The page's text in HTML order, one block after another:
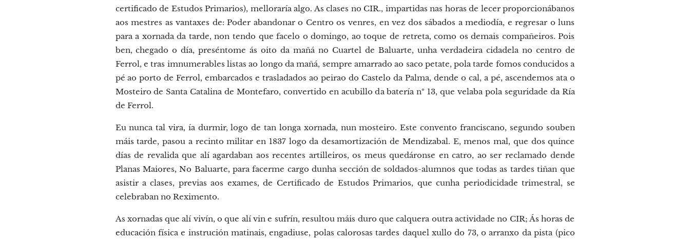
certificado de Estudos Primarios), melloraría algo. As clases no CIR., impartidas nas horas de lecer proporcionábanos
aos mestres as vantaxes de: Poder abandonar o Centro os venres, en vez dos sábados a mediodía, e regresar o luns
para a xornada da tarde, non tendo que facelo o domingo, ao toque de retreta, como os demais compañeiros. Pois
ben, chegado o día, preséntome ás oito da mañá no Cuartel de Baluarte, unha verdadeira cidadela no centro de
Ferrol, e tras imnumerables listas ao longo da mañá, sempre amarrado ao saco petate, pola tarde fomos conducidos a
pé ao porto de Ferrol, embarcados e trasladados ao peirao do Castelo da Palma, dende o cal, a pé, ascendemos ata o
Mosteiro de Santa Catalina de Montefaro, convertido en acubillo da batería nº 13, que velaba pola seguridade da Ría
de Ferrol.
Eu nunca tal vira, ía durmir, logo de tan longa xornada, nun mosteiro. Este convento franciscano, segundo souben
máis tarde, pasou a recinto militar en 1837 logo da desamortización de Mendizabal. E, menos mal, que dos quince
días de revalida que alí agardaban aos recentes artilleiros, os meus quedáronse en catro, ao ser reclamado dende
Planas Maiores, No Baluarte, para facerme cargo dunha sección de soldados-alumnos que todas as tardes tiñan que
asistir a clases, previas aos exames, de Certificado de Estudos Primarios, que cunha periodicidade trimestral, se
celebraban no Reximento.
As xornadas que alí vivín, o que alí vin e sufrín, resultou máis duro que calquera outra actividade no CIR; Ás horas de
educación física e instrución matinais, engadiuse, polas calorosas tardes daquel xullo do 73, o arranxo da pista (pico